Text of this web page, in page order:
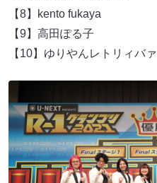
【8】kento fukaya
【9】高田ぽる子
【10】ゆりやんレトリィバァ